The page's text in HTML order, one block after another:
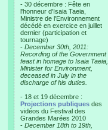
- 30 décembre : Fête en
l'honneur d'Isaia Taeia,
Ministre de l'Environnement
décédé en exercice en juillet
dernier (participation et
tournage)
- December 30th, 2011:
Recording of the Government
feast in homage to Isaia Taeia,
Minister for Environment,
deceased in July in the
discharge of his duties.
- 18 et 19 décembre :
Projections publiques des
vidéos du Festival des
Grandes Marées 2010
- December 18th to 19th,